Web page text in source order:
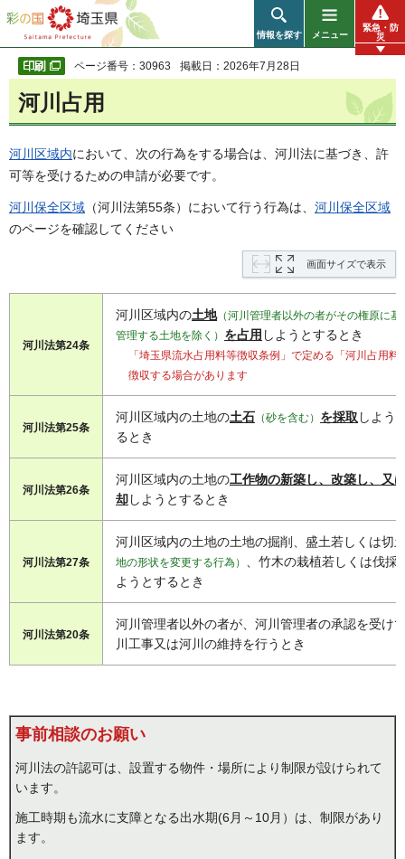
彩の国 埼玉県
情報を探す メニュー
緊急・防
災
ページ番号：30963 掲載日：2026年7月28日
河川占用
河川区域内において、次の行為をする場合は、河川法に基づき、許
可等を受けるための申請が必要です。
河川保全区域 （河川法第55条）において行う行為は、 河川保全区域
のページを確認してください
画面サイズで表示
河川法第24条
河川区域内の土地（河川管理者以外の者がその権原に基
管理する土地を除く） を占用 しようとするとき
「埼玉県流水占用料等徴収条例」で定める「河川占用料
徴収する場合があります
河川法第25条
河川区域内の土地の土石 （砂を含む） を採取 しよう
るとき
河川法第26条
河川区域内の土地の工作物の新築し、改築し、又
却しようとするとき
河川法第27条
河川区域内の土地の土地の掘削、盛土若しくは切
地の形状を変更する行為）
、竹木の栽植若しくは伐採
ようとするとき
河川法第20条
河川管理者以外の者が、河川管理者の承認を受け
川工事又は河川の維持を行うとき
事前相談のお願い
河川法の許認可は、設置する物件・場所により制限が設けられて
います。
施工時期も流水に支障となる出水期(6月～10月）は、制限があり
ます。